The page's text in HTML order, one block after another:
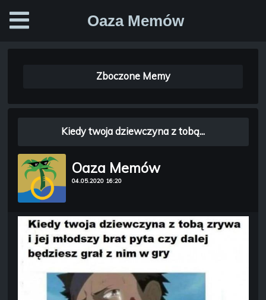
Oaza Memów
Zboczone Memy
Oaza Memów
04.05.2020 16:20
Kiedy twoja dziewczyna z tobą...